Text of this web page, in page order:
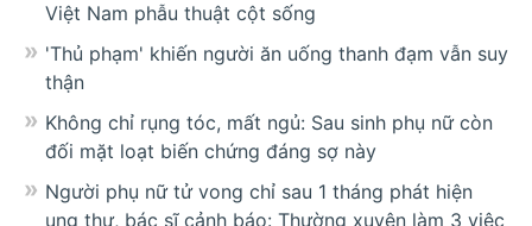
Việt Nam phẫu thuật cột sống
'Thủ phạm' khiến người ăn uống thanh đạm vẫn suy
thận
Không chỉ rụng tóc, mất ngủ: Sau sinh phụ nữ còn
đối mặt loạt biến chứng đáng sợ này
Người phụ nữ tử vong chỉ sau 1 tháng phát hiện
ung thư, bác sĩ cảnh báo: Thường xuyên làm 3 việc